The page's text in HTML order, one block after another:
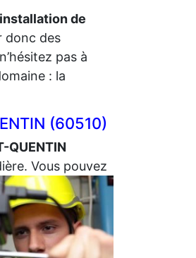
installation de
donc des
pas à
: la
(60510)
QUENTIN
Vous pouvez